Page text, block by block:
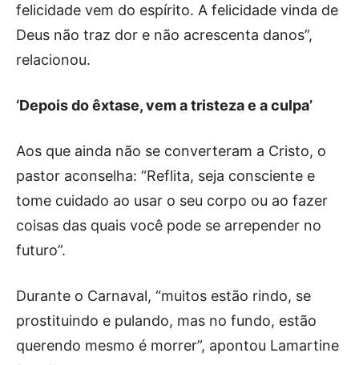
felicidade vem do espírito. A felicidade vinda de
Deus não traz dor e não acrescenta danos”,
relacionou.
‘Depois do êxtase, vem a tristeza e a culpa’
Aos que ainda não se converteram a Cristo, o
pastor aconselha: “Reflita, seja consciente e
tome cuidado ao usar o seu corpo ou ao fazer
coisas das quais você pode se arrepender no
futuro”.
Durante o Carnaval, “muitos estão rindo, se
prostituindo e pulando, mas no fundo, estão
querendo mesmo é morrer”, apontou Lamartine